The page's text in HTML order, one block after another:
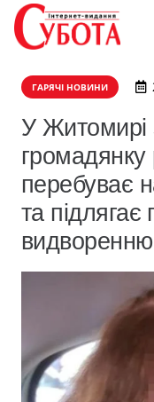
ГАРЯЧІ НОВИНИ
У Житомирі
перебуває
та
видворенню